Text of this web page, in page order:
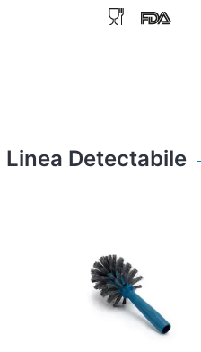
Detectabile